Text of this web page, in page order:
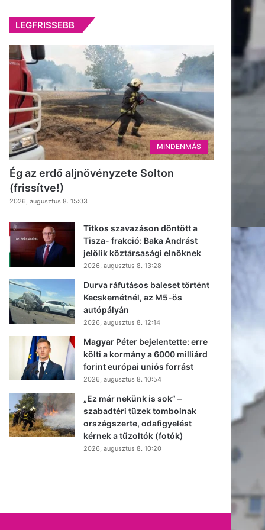
LEGFRISSEBB
MINDENMÁS
Ég az erdő aljnövényzete Solton
(frissítve!)
2026, augusztus 8. 15:03
Titkos szavazáson döntött a
Tisza- frakció: Baka Andrást
jelölik köztársasági elnöknek
2026, augusztus 8. 13:28
Durva ráfutásos baleset történt
Kecskemétnél, az M5-ös
autópályán
2026, augusztus 8. 12:14
Magyar Péter bejelentette: erre
költi a kormány a 6000 milliárd
forint európai uniós forrást
2026, augusztus 8. 10:54
„Ez már nekünk is sok” –
szabadtéri tüzek tombolnak
országszerte, odafigyelést
kérnek a tűzoltók (fotók)
2026, augusztus 8. 10:20